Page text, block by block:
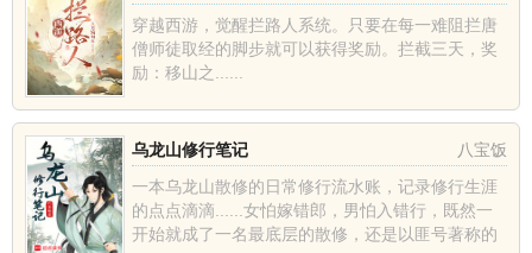
穿越西游，觉醒拦路人系统。只要在每一难阻拦唐
僧师徒取经的脚步就可以获得奖励。拦截三天，奖
励：移山之......
八宝饭
乌龙山修行笔记
一本乌龙山散修的日常修行流水账，记录修行生涯
的点点滴滴......女怕嫁错郎，男怕入错行，既然一
开始就成了一名最底层的散修，还是以匪号著称的